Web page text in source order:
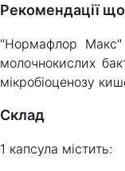
Рекомендації
"Нормафлор Макс"
молочнокислих
мікробіоценозу
склад
1 капсула містить: